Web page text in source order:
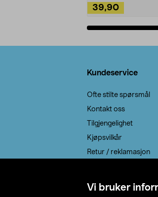
Vi bruker
39,90
Kundeservice
Ofte stilte spørsmål
Kontakt oss
Tilgjengelighet
Kjøpsvilkår
Retur / reklamasjon